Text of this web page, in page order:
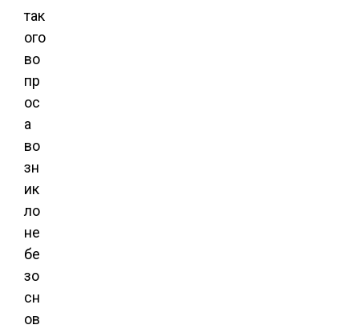
так
ого
во
пр
ос
а
во
зн
ик
ло
не
бе
зо
сн
ов